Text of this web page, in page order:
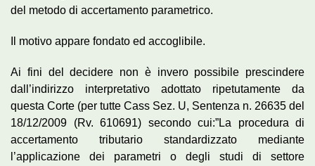
del metodo di accertamento parametrico.
Il motivo appare fondato ed accoglibile.
Ai fini del decidere non è invero possibile prescindere
dall’indirizzo interpretativo adottato ripetutamente da
questa Corte (per tutte Cass Sez. U, Sentenza n. 26635 del
18/12/2009 (Rv. 610691) secondo cui:”La procedura di
accertamento tributario standardizzato mediante
l’applicazione dei parametri o degli studi di settore